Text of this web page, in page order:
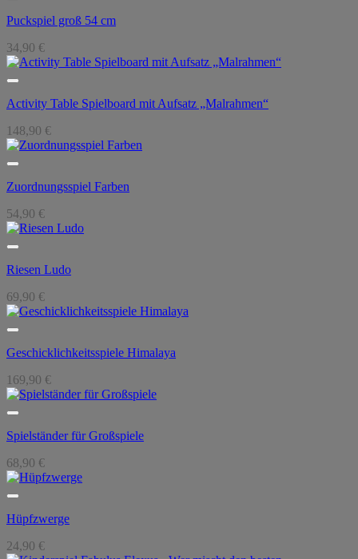
Puckspiel groß 54 cm
34,90 €
Activity Table Spielboard mit Aufsatz „Malrahmen“
148,90 €
Zuordnungsspiel Farben
54,90 €
Riesen Ludo
69,90 €
Geschicklichkeitsspiele Himalaya
169,90 €
Spielständer für Großspiele
68,90 €
Hüpfzwerge
24,90 €